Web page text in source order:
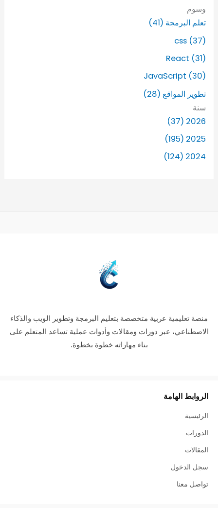
وسوم
تعلم البرمجة (41)
css (37)
React (31)
JavaScript (30)
تطوير المواقع (28)
سنة
2026 (37)
2025 (195)
2024 (124)
منصة تعليمية عربية متخصصة بتعليم البرمجة وتطوير الويب والذكاء
الاصطناعي، عبر دورات ومقالات وأدوات عملية تساعد المتعلم على
بناء مهاراته خطوة بخطوة.
الروابط الهامة
الرئيسية
الدورات
المقالات
سجل الدخول
تواصل معنا